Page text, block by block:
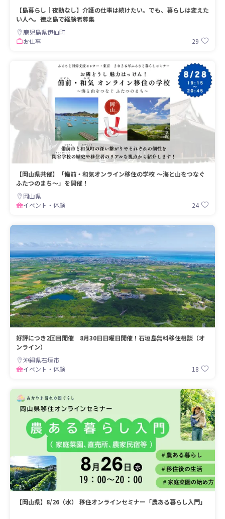
【島暮らし｜夜勤なし】介護の仕事は続けたい。でも、暮らしは変えた
い人へ。徳之島で経験者募集
鹿児島県伊仙町
お仕事
29
【岡山県共催】「備前・和気オンライン移住の学校 ～海と山をつなぐ
ふたつのまち～」を開催！
岡山県
イベント・体験
24
好評につき2回目開催 8月30日日曜日開催！石垣島無料移住相談（オ
ンライン）
沖縄県石垣市
イベント・体験
18
【岡山県】8/26（水） 移住オンラインセミナー「農ある暮らし入門」